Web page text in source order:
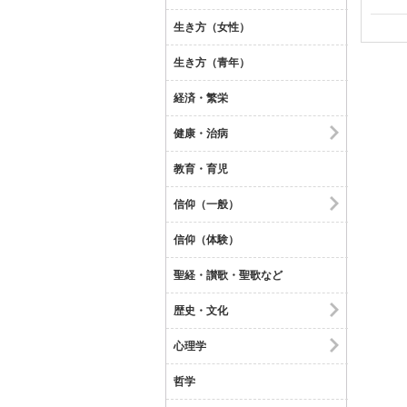
生き方（女性）
生き方（青年）
経済・繁栄
健康・治病
教育・育児
信仰（一般）
信仰（体験）
聖経・讃歌・聖歌など
歴史・文化
心理学
哲学